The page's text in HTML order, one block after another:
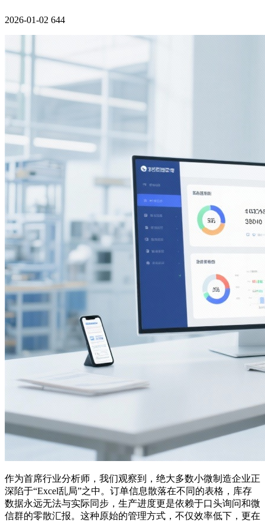
2026-01-02 644
作为首席行业分析师，我们观察到，绝大多数小微制造企业正
深陷于“Excel乱局”之中。订单信息散落在不同的表格，库存
数据永远无法与实际同步，生产进度更是依赖于口头询问和微
信群的零散汇报。这种原始的管理方式，不仅效率低下，更在